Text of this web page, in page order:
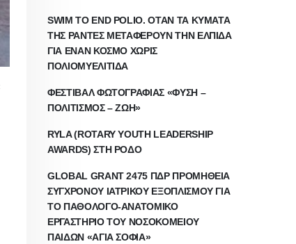
SWIM TO END POLIO. ΟΤΑΝ ΤΑ ΚΥΜΑΤΑ
ΤΗΣ ΡΑΝΤΕΣ ΜΕΤΑΦΕΡΟΥΝ ΤΗΝ ΕΛΠΙΔΑ
ΓΙΑ ΕΝΑΝ ΚΟΣΜΟ ΧΩΡΙΣ
ΠΟΛΙΟΜΥΕΛΙΤΙΔΑ
ΦΕΣΤΙΒΑΛ ΦΩΤΟΓΡΑΦΙΑΣ «ΦΥΣΗ –
ΠΟΛΙΤΙΣΜΟΣ – ΖΩΗ»
RYLA (ROTARY YOUTH LEADERSHIP
AWARDS) ΣΤΗ ΡΟΔΟ
GLOBAL GRANT 2475 ΠΔΡ ΠΡΟΜΗΘΕΙΑ
ΣΥΓΧΡΟΝΟΥ ΙΑΤΡΙΚΟΥ ΕΞΟΠΛΙΣΜΟΥ ΓΙΑ
ΤΟ ΠΑΘΟΛΟΓΟ-ΑΝΑΤΟΜΙΚΟ
ΕΡΓΑΣΤΗΡΙΟ ΤΟΥ ΝΟΣΟΚΟΜΕΙΟΥ
ΠΑΙΔΩΝ «ΑΓΙΑ ΣΟΦΙΑ»